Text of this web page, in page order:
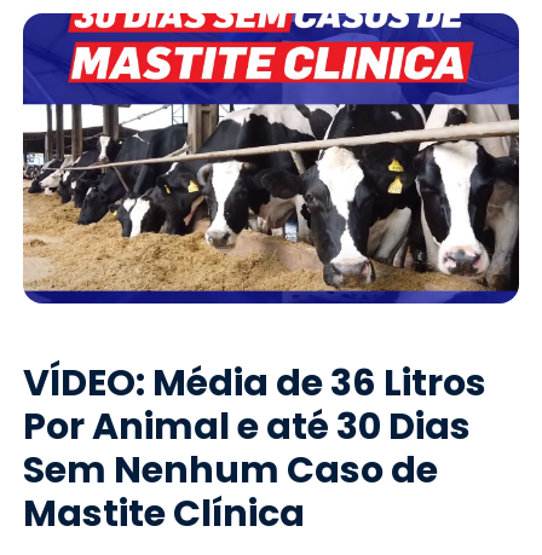
VÍDEO: Média de 36 Litros
Por Animal e até 30 Dias
Sem Nenhum Caso de
Mastite Clínica